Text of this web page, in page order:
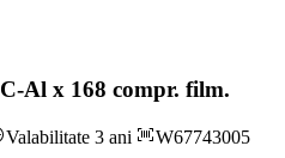
Al x 168 compr. film.
Valabilitate 3 ani
W67743005